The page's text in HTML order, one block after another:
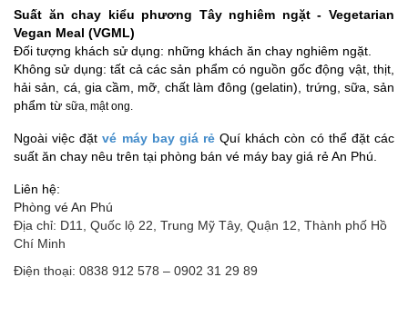
Suất ăn chay kiểu phương Tây nghiêm ngặt - Vegetarian
Vegan Meal (VGML)
Đối tượng khách sử dụng: những khách ăn chay nghiêm ngặt.
Không sử dụng: tất cả các sản phẩm có nguồn gốc động vật, thịt,
hải sản, cá, gia cầm, mỡ, chất làm đông (gelatin), trứng, sữa, sản
phẩm từ sữa, mật ong.
Ngoài việc đặtvé máy bay giá rẻ Quí khách còn có thể đặt các
suất ăn chay nêu trên tại phòng bán vé máy bay giá rẻ An Phú.
Liên hệ:
Phòng vé An Phú
Địa chỉ: D11, Quốc lộ 22, Trung Mỹ Tây, Quận 12, Thành phố Hồ
Chí Minh
Điện thoại: 0838 912 578 – 0902 31 29 89